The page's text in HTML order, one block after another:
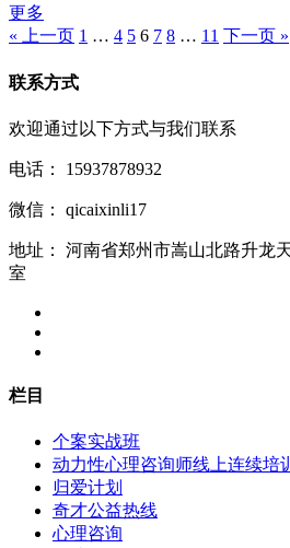
更多
« 上一页 1 … 4 5 6 7 8 … 11 下一页 »
联系方式
欢迎通过以下方式与我们联系
电话： 15937878932
微信： qicaixinli17
地址：
河南省郑州市嵩山北路升龙
室
栏目
个案实战班
动力性心理咨询师线上连续培
归爱计划
奇才公益热线
心理咨询